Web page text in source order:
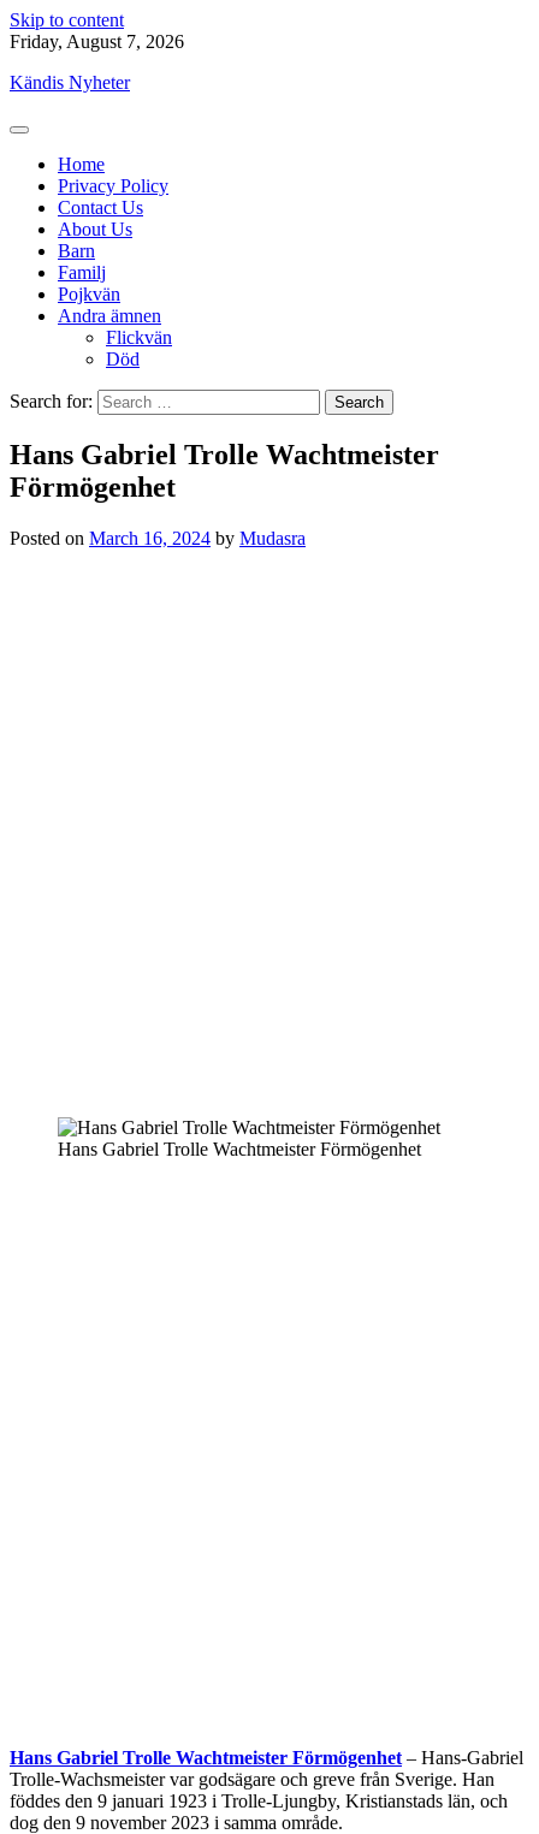
Skip to content
Friday, August 7, 2026
Kändis Nyheter
Home
Privacy Policy
Contact Us
About Us
Barn
Familj
Pojkvän
Andra ämnen
Flickvän
Död
Search for:
Hans Gabriel Trolle Wachtmeister
Förmögenhet
Posted on March 16, 2024 by Mudasra
Hans Gabriel Trolle Wachtmeister Förmögenhet
Hans Gabriel Trolle Wachtmeister Förmögenhet – Hans-Gabriel
Trolle-Wachsmeister var godsägare och greve från Sverige. Han
föddes den 9 januari 1923 i Trolle-Ljungby, Kristianstads län, och
dog den 9 november 2023 i samma område.